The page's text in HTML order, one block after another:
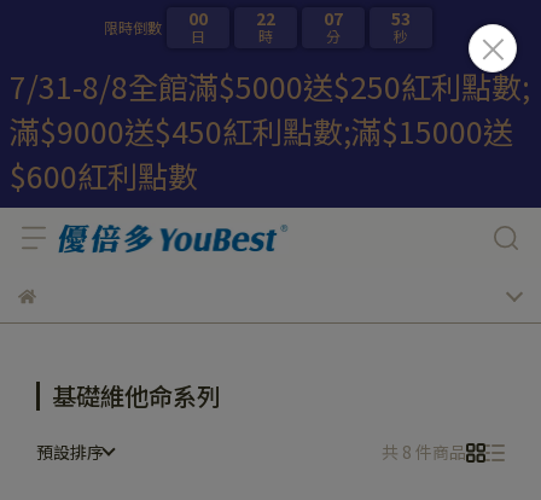
限時倒數 00
日
22
時
07
分
53
秒
7/31-8/8全館滿$5000送$250紅利點數;
滿$9000送$450紅利點數;滿$15000送
$600紅利點數
基礎維他命系列
預設排序 共 8 件商品